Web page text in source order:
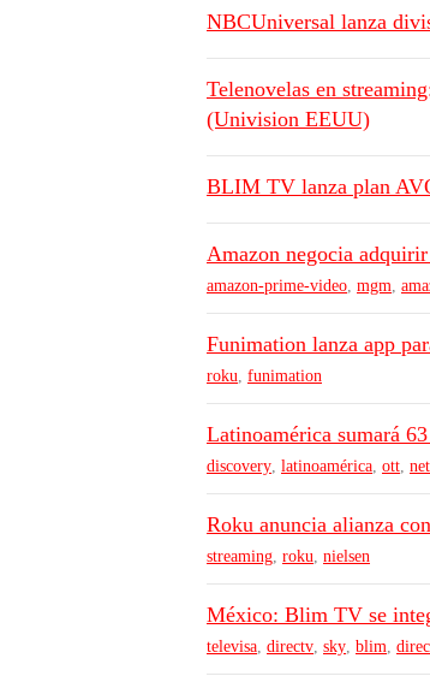
NBCUniversal lanza
Telenovelas en
(Univision EEUU)
BLIM TV lanza plan
Amazon negocia
amazon-prime-video, mgm,
Funimation lanza app
roku, funimation
Latinoamérica sumará
discovery, latinoamérica, ott,
Roku anuncia alianza
streaming, roku, nielsen
México: Blim TV se
televisa, directv, sky, blim,